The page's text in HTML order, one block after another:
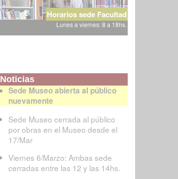
Horarios sede Facultad
Lunes a viernes: 8 a 18hs.
Noticias
Sede Museo abierta al público
nuevamente
Sede Museo cerrada al público
por obras en el Museo desde el
17/Mar
Viernes 6/Marzo: Ambas sede
cerradas entre las 12 y las 14hs.